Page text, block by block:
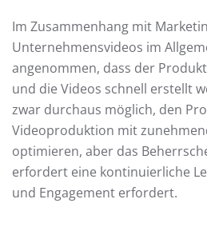
Im Zusammenhang mit
Unternehmensvideos im
angenommen, dass der
und die Videos schnell erstellt
zwar durchaus möglich, den
Videoproduktion mit
optimieren, aber das
erfordert eine kontinuierliche
und Engagement erfordert.